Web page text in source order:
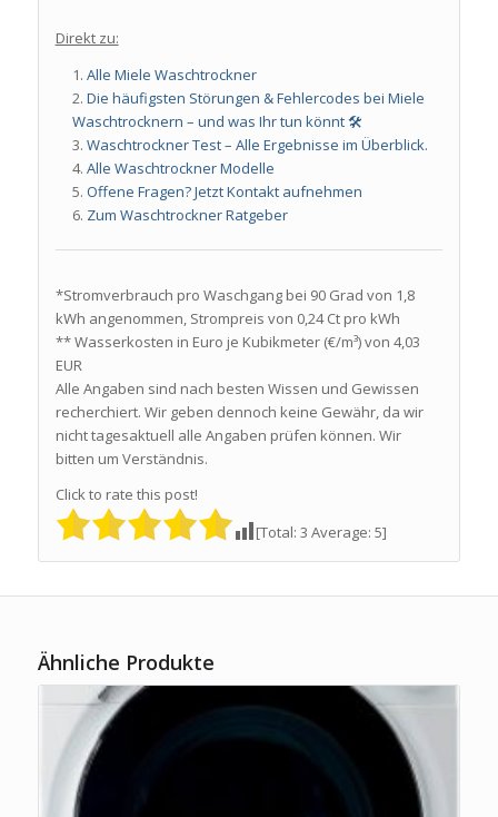
Direkt zu:
Alle Miele Waschtrockner
Die häufigsten Störungen & Fehlercodes bei Miele
Waschtrocknern – und was Ihr tun könnt 🛠️
Waschtrockner Test – Alle Ergebnisse im Überblick.
Alle Waschtrockner Modelle
Offene Fragen? Jetzt Kontakt aufnehmen
Zum Waschtrockner Ratgeber
*Stromverbrauch pro Waschgang bei 90 Grad von 1,8
kWh angenommen, Strompreis von 0,24 Ct pro kWh
** Wasserkosten in Euro je Kubikmeter (€/m³) von 4,03
EUR
Alle Angaben sind nach besten Wissen und Gewissen
recherchiert. Wir geben dennoch keine Gewähr, da wir
nicht tagesaktuell alle Angaben prüfen können. Wir
bitten um Verständnis.
Click to rate this post!
[Total: 3 Average: 5]
Ähnliche Produkte